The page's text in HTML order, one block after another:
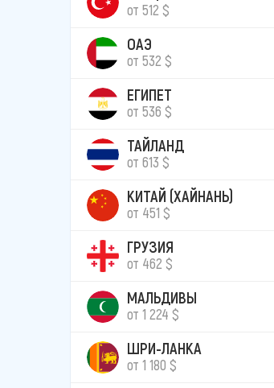
от 512 $
ОАЭ
от 532 $
ЕГИПЕТ
от 536 $
ТАЙЛАНД
от 613 $
КИТАЙ (ХАЙНАНЬ)
от 451 $
ГРУЗИЯ
от 462 $
МАЛЬДИВЫ
от 1 224 $
ШРИ-ЛАНКА
от 1 180 $